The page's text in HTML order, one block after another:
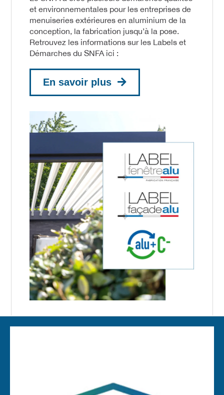
et environnementales pour les entreprises de
menuiseries extérieures en aluminium de la
conception, la fabrication jusqu’à la pose.
Retrouvez les informations sur les Labels et
Démarches du SNFA ici :
En savoir plus